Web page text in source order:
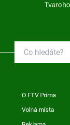
O FTV Prima
Volná místa